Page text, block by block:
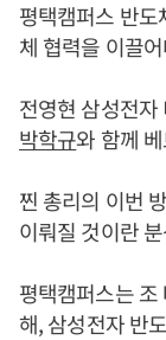
평택캠퍼스 반
체 협력을 이끌
전영현 삼성전자
박학규와 함께
찐 총리의 이번
이뤄질 것이란
평택캠퍼스는
해, 삼성전자 반